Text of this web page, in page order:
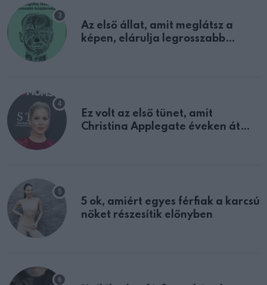
Az első állat, amit meglátsz a
képen, elárulja legrosszabb
Ez volt az első tünet, amit
Christina Applegate éveken át
5 ok, amiért egyes férfiak a karcsú
nőket részesítik előnyben